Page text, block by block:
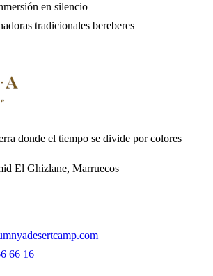
en silencio
tradicionales bereberes
donde el tiempo se divide por colores
El Ghizlane, Marruecos
66 16